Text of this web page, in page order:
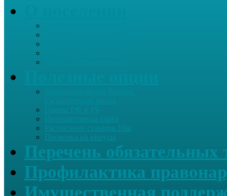
Интерактивная карта
Расписание станция Уфа
Проверка на вирусы
Перечень обязательных
Профилактика